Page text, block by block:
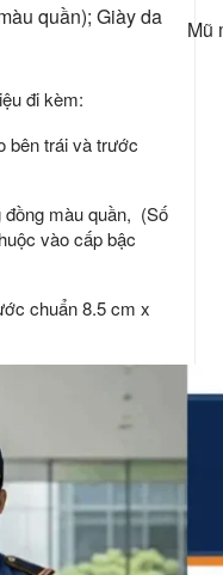
quần); Giày da
Mũ
đi kèm:
bên trái và trước
màu quần, (Số
vào cấp bậc
chuẩn 8.5 cm x